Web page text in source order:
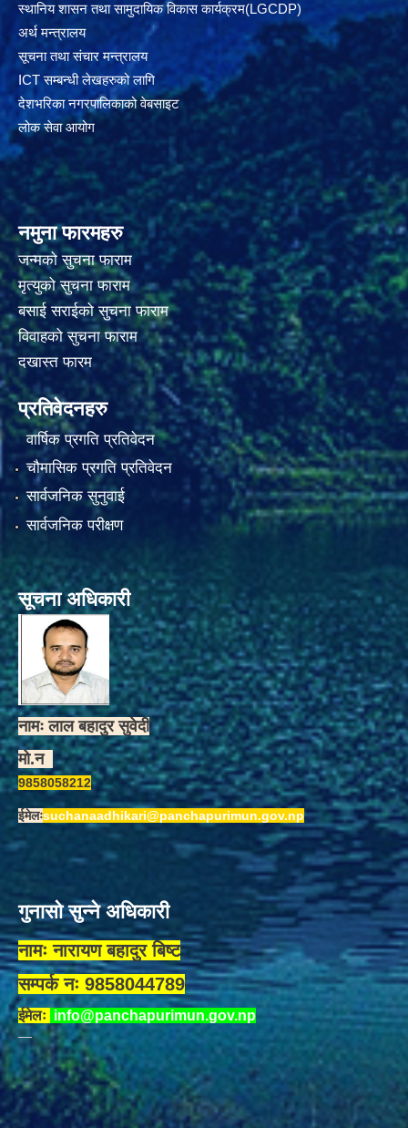
स्थानिय शासन तथा सामुदायिक विकास कार्यक्रम(LGCDP)
अर्थ मन्त्रालय
सूचना तथा संचार मन्त्रालय
ICT सम्बन्धी लेखहरुको लागि
देशभरिका नगरपालिकाको वेबसाइट
लोक सेवा आयोग
नमुना फारमहरु
जन्मको सुचना फाराम
मृत्युको सुचना फाराम
बसाई सराईको सुचना फाराम
विवाहको सुचना फाराम
दखास्त फारम
प्रतिवेदनहरु
वार्षिक प्रगति प्रतिवेदन
चौमासिक प्रगति प्रतिवेदन
सार्वजनिक सुनुवाई
सार्वजनिक परीक्षण
सूचना अधिकारी
नामः लाल बहादुर सुवेदी
मो.न
9858058212
ईमेलःsuchanaadhikari@panchapurimun.gov.np
गुनासो सुन्ने अधिकारी
नामः नारायण बहादुर बिष्ट
सम्पर्क नः 9858044789
ईमेलः info@panchapurimun.gov.np